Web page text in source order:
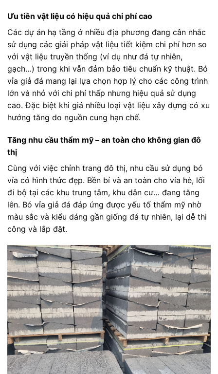
Ưu tiên vật liệu có hiệu quả chi phí cao
Các dự án hạ tầng ở nhiều địa phương đang cân nhắc
sử dụng các giải pháp vật liệu tiết kiệm chi phí hơn so
với vật liệu truyền thống (ví dụ như đá tự nhiên,
gạch…) trong khi vẫn đảm bảo tiêu chuẩn kỹ thuật. Bó
vỉa giả đá mang lại lựa chọn hợp lý cho các công trình
lớn và nhỏ với chi phí thấp nhưng hiệu quả sử dụng
cao. Đặc biệt khi giá nhiều loại vật liệu xây dựng có xu
hướng tăng do nguồn cung hạn chế.
Tăng nhu cầu thẩm mỹ – an toàn cho không gian đô
thị
Cùng với việc chỉnh trang đô thị, nhu cầu sử dụng bó
vỉa có hình thức đẹp. Bền bỉ và an toàn cho vỉa hè, lối
đi bộ tại các khu trung tâm, khu dân cư… đang tăng
lên. Bó vỉa giả đá đáp ứng được yếu tố thẩm mỹ nhờ
màu sắc và kiểu dáng gần giống đá tự nhiên, lại dễ thi
công và lắp đặt.